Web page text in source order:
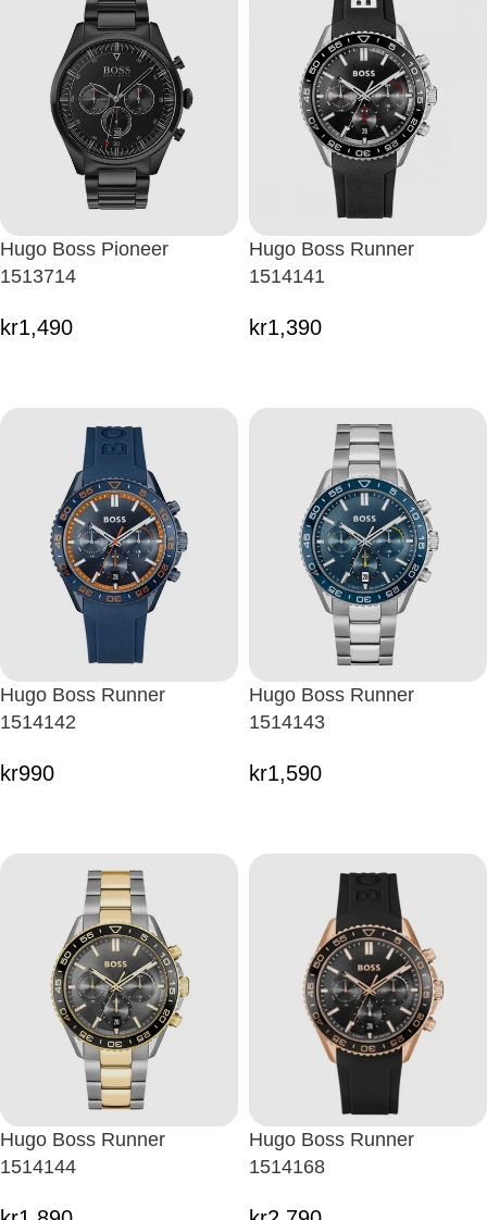
Hugo Boss Pioneer
1513714
kr1,490
Hugo Boss Runner
1514141
kr1,390
Hugo Boss Runner
1514142
kr990
Hugo Boss Runner
1514143
kr1,590
Hugo Boss Runner
1514144
Hugo Boss Runner
1514168